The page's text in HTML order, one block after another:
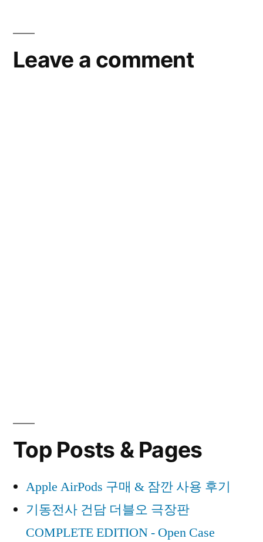
Leave a comment
Top Posts & Pages
Apple AirPods 구매 & 잠깐 사용 후기
기동전사 건담 더블오 극장판
COMPLETE EDITION - Open Case